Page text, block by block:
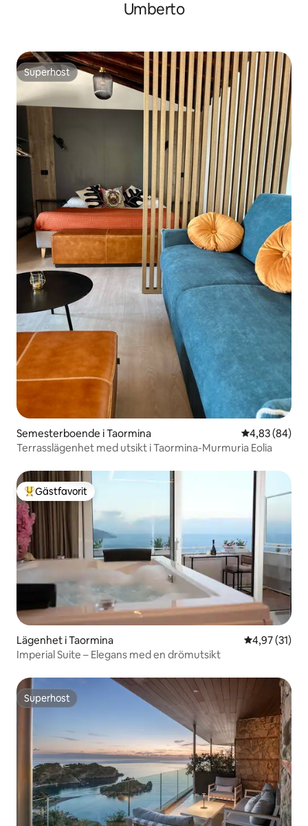
Umberto
Superhost
Superhost
Semesterboende i Taormina 4,83 av 5 i
4,83 (84)
Terrasslägenhet med utsikt i Taormina-Murmuria Eolia
Populär gästfavorit
Gästfavorit
Lägenhet i Taormina 4,97 av 5 i
4,97 (31)
Imperial Suite – Elegans med en drömutsikt
Superhost
Superhost